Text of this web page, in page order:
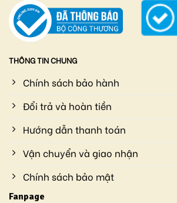
THÔNG TIN CHUNG
Chính sách bảo hành
Đổi trả và hoàn tiền
Hướng dẫn thanh toán
Vận chuyển và giao nhận
Chính sách bảo mật
Fanpage